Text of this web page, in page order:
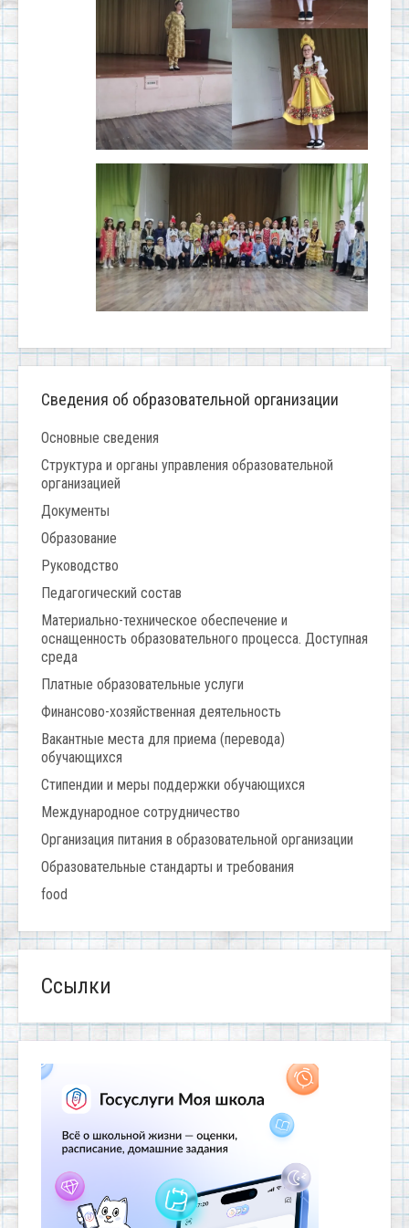
Сведения об образовательной организации
Основные сведения
Структура и органы управления образовательной
организацией
Документы
Образование
Руководство
Педагогический состав
Материально-техническое обеспечение и
оснащенность образовательного процесса. Доступная
среда
Платные образовательные услуги
Финансово-хозяйственная деятельность
Вакантные места для приема (перевода)
обучающихся
Стипендии и меры поддержки обучающихся
Международное сотрудничество
Организация питания в образовательной организации
Образовательные стандарты и требования
food
Ссылки